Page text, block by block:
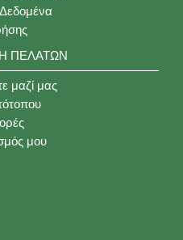
ΠΕΛΑΤΏΝ
μαζί μας
μου